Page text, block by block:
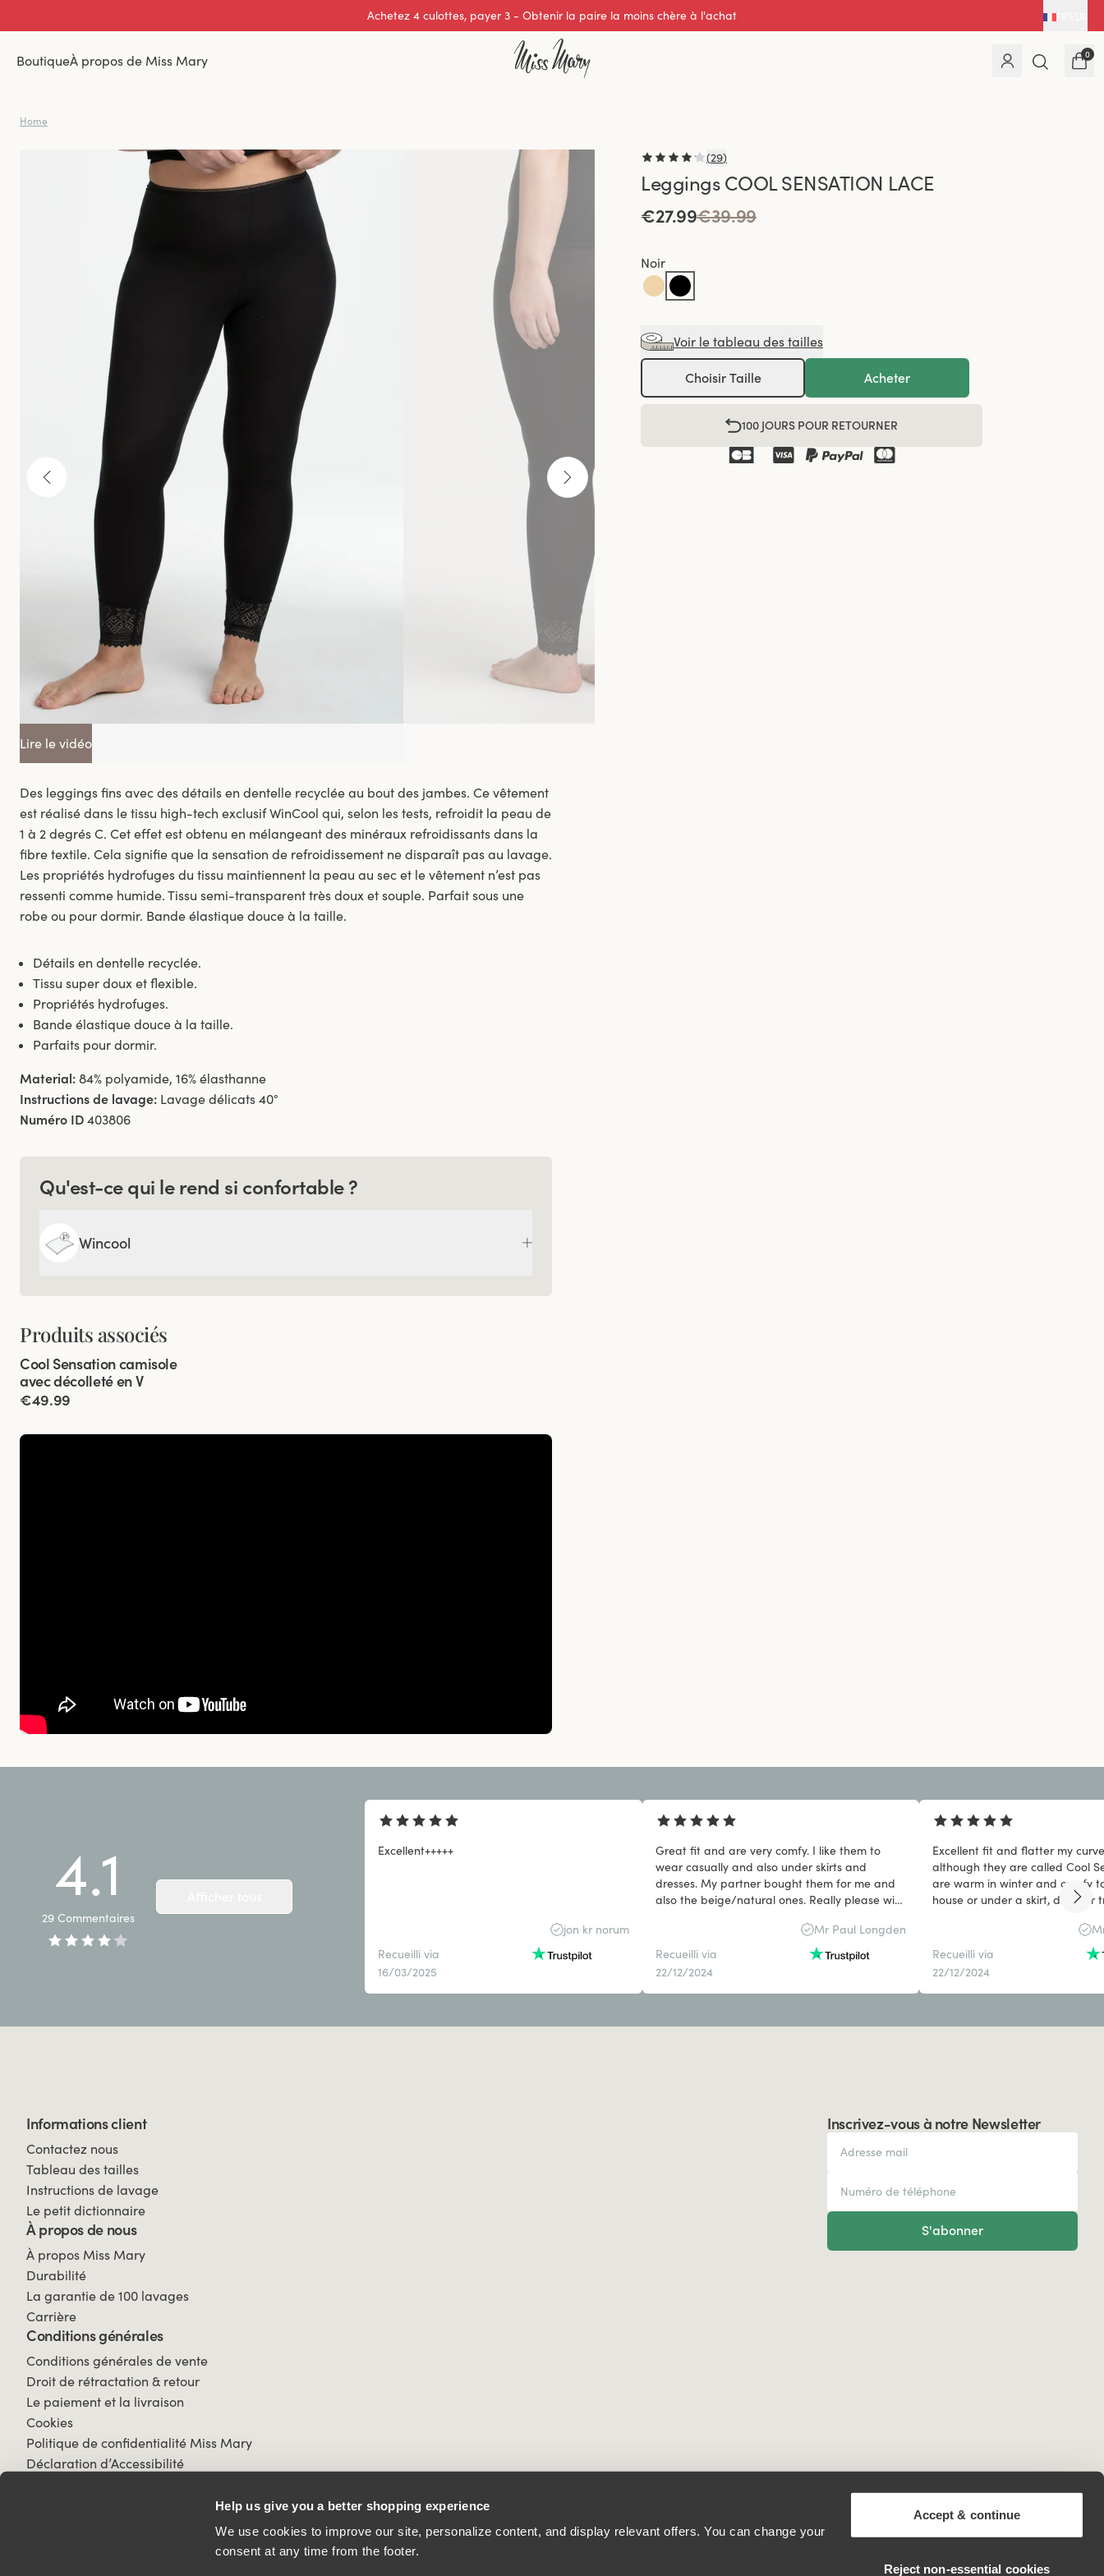
Help us give you a better shopping experience
We use cookies to improve our site, personalize content, and display relevant offers. You can change your
consent at any time from the footer.
Accept & continue
Reject non‑essential cookies
Excellente note de 0 sur 5
BoutiqueÀ propos de Miss Mary 0
Home
Lire le vidéo
(29)
Leggings COOL SENSATION LACE
€27.99€39.99
Noir
Voir le tableau des tailles
Choisir Taille Acheter
100 JOURS POUR RETOURNER
Des leggings fins avec des détails en dentelle recyclée au bout des jambes. Ce vêtement
est réalisé dans le tissu high-tech exclusif WinCool qui, selon les tests, refroidit la peau de
1 à 2 degrés C. Cet effet est obtenu en mélangeant des minéraux refroidissants dans la
fibre textile. Cela signifie que la sensation de refroidissement ne disparaît pas au lavage.
Les propriétés hydrofuges du tissu maintiennent la peau au sec et le vêtement n’est pas
ressenti comme humide. Tissu semi-transparent très doux et souple. Parfait sous une
robe ou pour dormir. Bande élastique douce à la taille.
Détails en dentelle recyclée.
Tissu super doux et flexible.
Propriétés hydrofuges.
Bande élastique douce à la taille.
Parfaits pour dormir.
Material: 84% polyamide, 16% élasthanne
Instructions de lavage: Lavage délicats 40°
Numéro ID 403806
Qu'est-ce qui le rend si confortable ?
Wincool
Produits associés
Viewing image 1 of 8
Cool Sensation camisole
avec décolleté en V
€49.99
4.1
29 Commentaires
Excellent+++++
jon kr norum
Recueilli via
16/03/2025
Great fit and are very comfy. I like them to
wear casually and also under skirts and
dresses. My partner bought them for me and
also the beige/natural ones. Really please with
Mr Paul Longden
Recueilli via
22/12/2024
Excellent fit and flatter my
although they are called Cool
are warm in winter and comfy
house or under a skirt, dress or
partners name, and I bought
leggings in black. Nicola
Recueilli via
22/12/2024
Inscrivez-vous à notre Newsletter
S'abonner
Informations client
Contactez nous
Tableau des tailles
Instructions de lavage
Le petit dictionnaire
À propos de nous
À propos Miss Mary
Durabilité
La garantie de 100 lavages
Carrière
Conditions générales
Conditions générales de vente
Droit de rétractation & retour
Le paiement et la livraison
Cookies
Politique de confidentialité Miss Mary
Déclaration d’Accessibilité